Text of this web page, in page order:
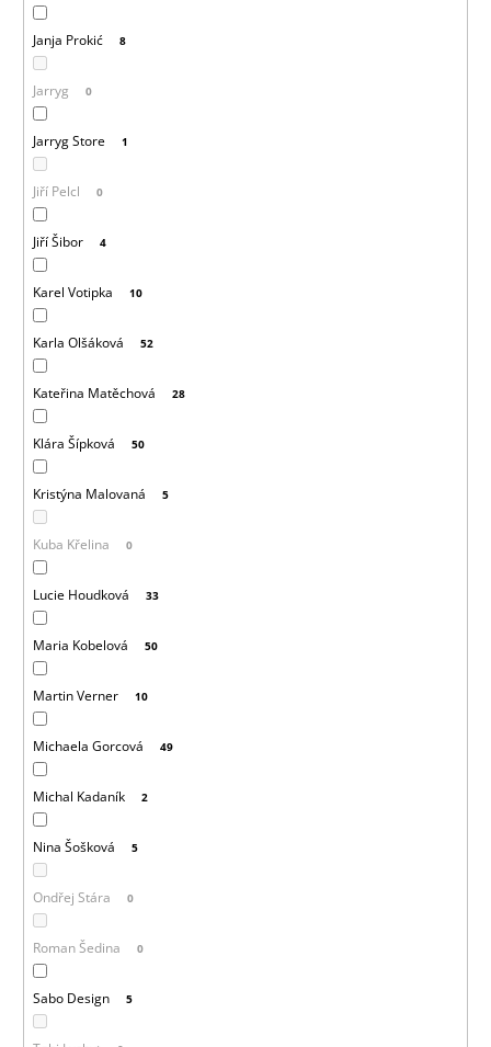
Janja Prokić 8
Jarryg 0
Jarryg Store 1
Jiří Pelcl 0
Jiří Šibor 4
Karel Votipka 10
Karla Olšáková 52
Kateřina Matěchová 28
Klára Šípková 50
Kristýna Malovaná 5
Kuba Křelina 0
Lucie Houdková 33
Maria Kobelová 50
Martin Verner 10
Michaela Gorcová 49
Michal Kadaník 2
Nina Šošková 5
Ondřej Stára 0
Roman Šedina 0
Sabo Design 5